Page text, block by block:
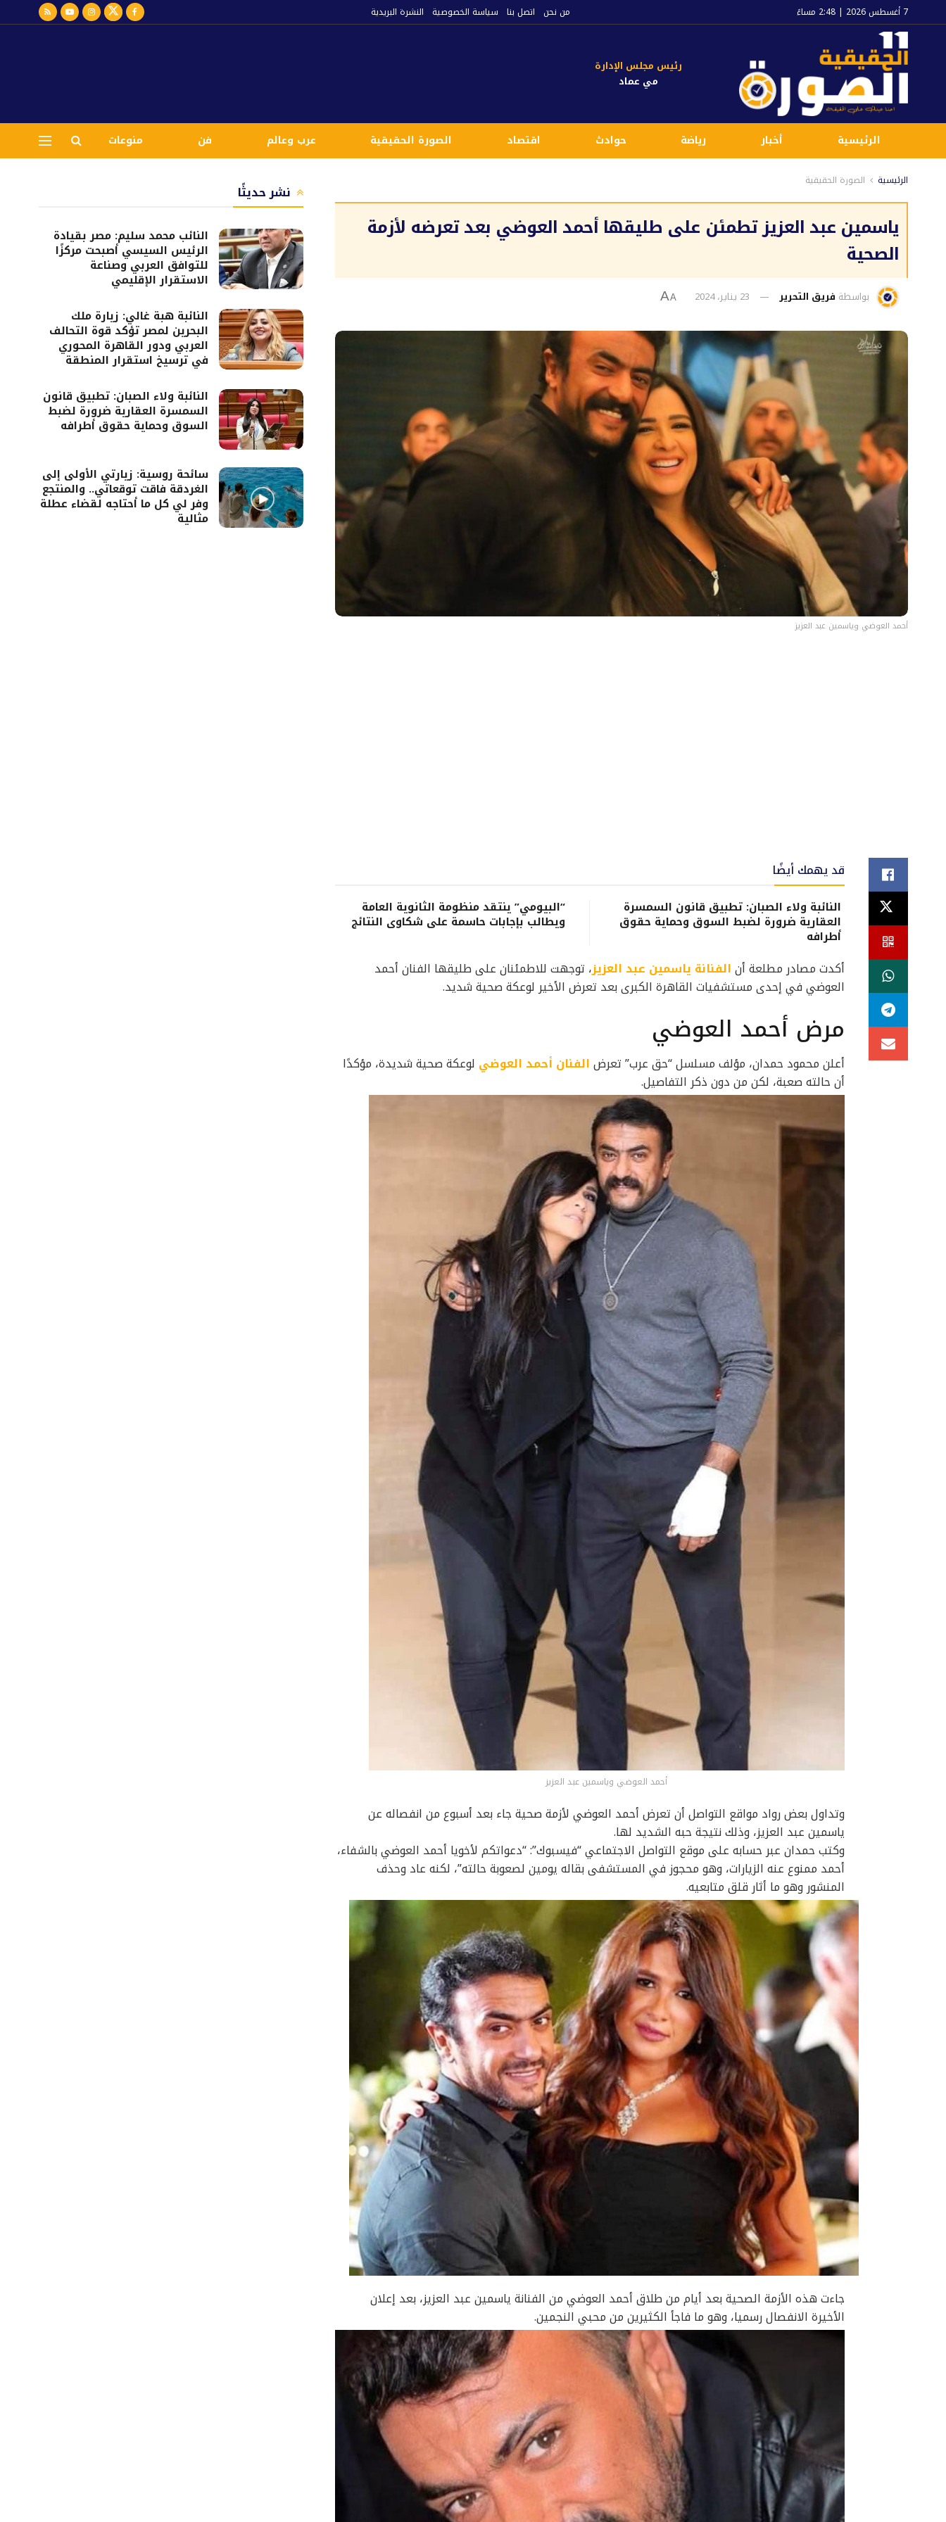
7 أغسطس 2026 | 2:48 مساءً من نحن اتصل بنا سياسة الخصوصية النشرة البريدية
رئيس مجلس الإدارة
مي عماد
الرئيسية أخبار رياضة حوادث اقتصاد الصورة الحقيقية عرب وعالم فن منوعات
الرئيسية الصورة الحقيقية
ياسمين عبد العزيز تطمئن على طليقها أحمد العوضي بعد تعرضه لأزمة
الصحية
بواسطة فريق التحرير 23 يناير، 2024 A
A
أحمد العوضي وياسمين عبد العزيز
قد يهمك أيضًا
النائبة ولاء الصبان: تطبيق قانون السمسرة
العقارية ضرورة لضبط السوق وحماية حقوق
أطرافه
“البيومي” ينتقد منظومة الثانوية العامة
ويطالب بإجابات حاسمة على شكاوى النتائج
أكدت مصادر مطلعة أنالفنانة ياسمين عبد العزيز، توجهت للاطمئنان على طليقها الفنان أحمد
العوضي في إحدى مستشفيات القاهرة الكبرى بعد تعرض الأخير لوعكة صحية شديد.
مرض أحمد العوضي
أعلن محمود حمدان، مؤلف مسلسل “حق عرب” تعرضالفنان أحمد العوضي لوعكة صحية شديدة، مؤكدًا
أن حالته صعبة، لكن من دون ذكر التفاصيل.
أحمد العوضي وياسمين عبد العزيز
وتداول بعض رواد مواقع التواصل أن تعرض أحمد العوضي لأزمة صحية جاء بعد أسبوع من انفصاله عن
ياسمين عبد العزيز، وذلك نتيجة حبه الشديد لها.
وكتب حمدان عبر حسابه على موقع التواصل الاجتماعي “فيسبوك”: “دعواتكم لأخويا أحمد العوضي بالشفاء،
أحمد ممنوع عنه الزيارات، وهو محجوز في المستشفى بقاله يومين لصعوبة حالته”، لكنه عاد وحذف
المنشور وهو ما أثار قلق متابعيه.
جاءت هذه الأزمة الصحية بعد أيام من طلاق أحمد العوضي من الفنانة ياسمين عبد العزيز، بعد إعلان
الأخيرة الانفصال رسميا، وهو ما فاجأ الكثيرين من محبي النجمين.
نشر حديثًا
النائب محمد سليم: مصر بقيادة
الرئيس السيسي أصبحت مركزًا
للتوافق العربي وصناعة
الاستقرار الإقليمي
النائبة هبة غالي: زيارة ملك
البحرين لمصر تؤكد قوة التحالف
العربي ودور القاهرة المحوري
في ترسيخ استقرار المنطقة
النائبة ولاء الصبان: تطبيق قانون
السمسرة العقارية ضرورة لضبط
السوق وحماية حقوق أطرافه
سائحة روسية: زيارتي الأولى إلى
الغردقة فاقت توقعاتي.. والمنتجع
وفر لي كل ما أحتاجه لقضاء عطلة
مثالية